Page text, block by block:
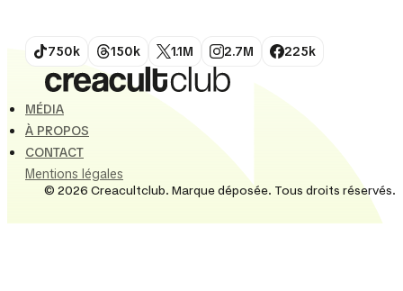
750k 150k 1.1M 2.7M 225k
MÉDIA
À PROPOS
CONTACT
Mentions légales
© 2026 Creacultclub. Marque déposée. Tous droits réservés.